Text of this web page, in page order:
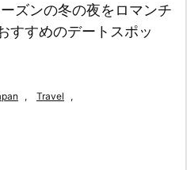
ズンの冬の夜をロマンチ
すすめのデートスポッ
, Travel ,